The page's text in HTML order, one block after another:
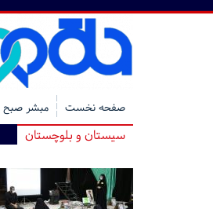
صفحه نخست مبشر صبح
سیستان و بلوچستان